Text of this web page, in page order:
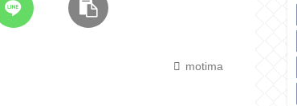
motima